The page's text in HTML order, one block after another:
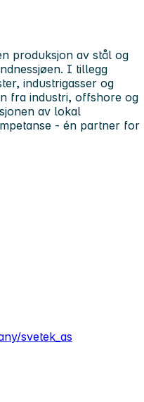
produksjon av stål og
I tillegg
industrigasser og
fra industri, offshore og
av lokal
- én partner for
svetek_as